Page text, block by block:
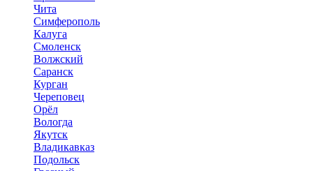
Чита
Симферополь
Калуга
Смоленск
Волжский
Саранск
Курган
Череповец
Орёл
Вологда
Якутск
Владикавказ
Подольск